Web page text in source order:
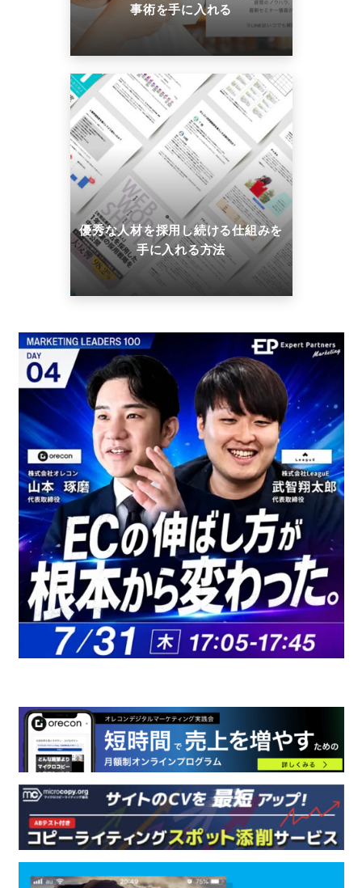
事術を手に入れる
優秀な人材を採用し続ける仕組みを
手に入れる方法